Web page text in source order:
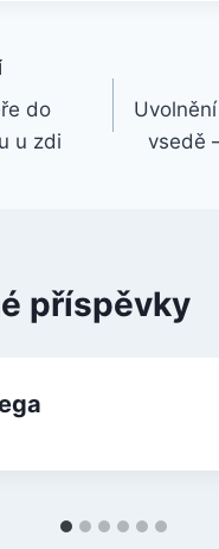
do
u zdi
vsedě
příspěvky